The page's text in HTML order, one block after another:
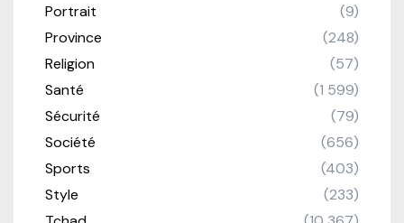
Portrait
(9)
Province
(248)
Religion
(57)
Santé
(1 599)
Sécurité
(79)
Société
(656)
Sports
(403)
Style
(233)